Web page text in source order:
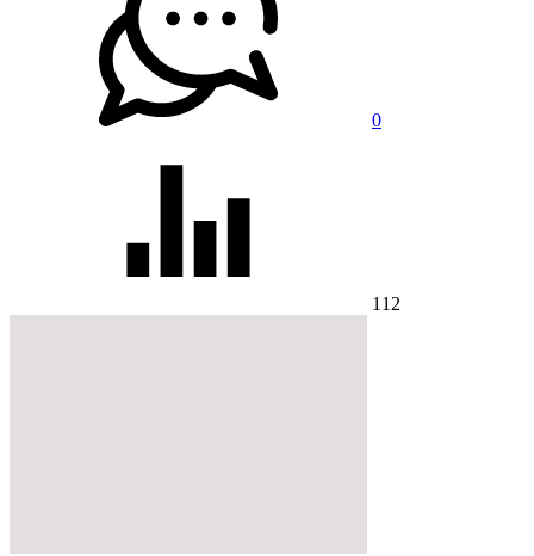
0
112